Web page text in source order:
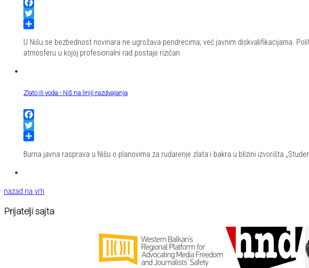
Facebook
Twitter
U Nišu se bezbednost novinara ne ugrožava pendrecima, već javnim diskvalifikacijama.
atmosferu u kojoj profesionalni rad postaje rizičan.
Zlato ili voda - Niš na liniji razdvajanja
Facebook
Twitter
Burna javna rasprava u Nišu o planovima za rudarenje zlata i bakra u blizini izvorišta
nazad na vrh
Prijatelji sajta